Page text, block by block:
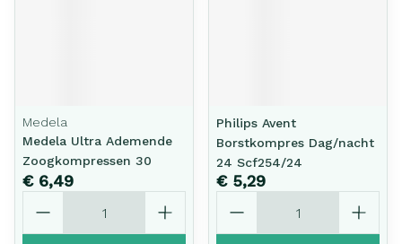
Medela
Medela Ultra Ademende
Zoogkompressen 30
€ 6,49
Philips Avent
Borstkompres Dag/nacht
24 Scf254/24
€ 5,29